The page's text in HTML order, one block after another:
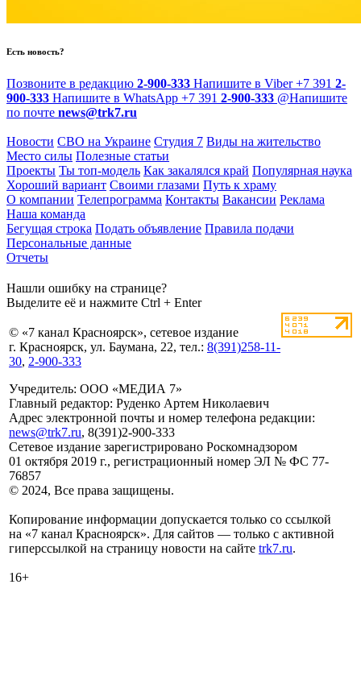
Есть новость?
Позвоните в редакцию 2-900-333 Напишите в Viber +7 391 2-
900-333 Напишите в WhatsApp +7 391 2-900-333 @Напишите
по почте news@trk7.ru
Новости СВО на Украине Студия 7 Виды на жительство
Место силы Полезные статьи
Проекты Ты топ-модель Как закалялся край Популярная наука
Хороший вариант Своими глазами Путь к храму
О компании Телепрограмма Контакты Вакансии Реклама
Наша команда
Бегущая строка Подать объявление Правила подачи
Персональные данные
Отчеты
Нашли ошибку на странице?
Выделите её и нажмите Ctrl + Enter
© «7 канал Красноярск», сетевое издание
г. Красноярск, ул. Баумана, 22, тел.: 8(391)258-11-
30, 2-900-333
Учредитель: ООО «МЕДИА 7»
Главный редактор: Руденко Артем Николаевич
Адрес электронной почты и номер телефона редакции:
news@trk7.ru, 8(391)2-900-333
Сетевое издание зарегистрировано Роскомнадзором
01 октября 2019 г., регистрационный номер ЭЛ № ФС 77-
76857
© 2024, Все права защищены.
Копирование информации допускается только со ссылкой
на «7 канал Красноярск». Для сайтов — только с активной
гиперссылкой на страницу новости на сайте trk7.ru.
16+